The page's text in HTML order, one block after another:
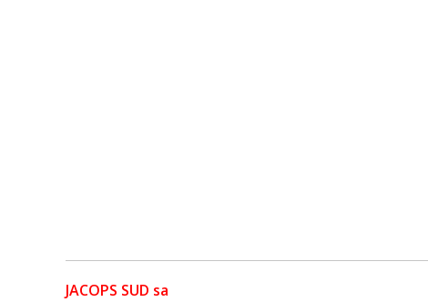
JACOPS SUD sa